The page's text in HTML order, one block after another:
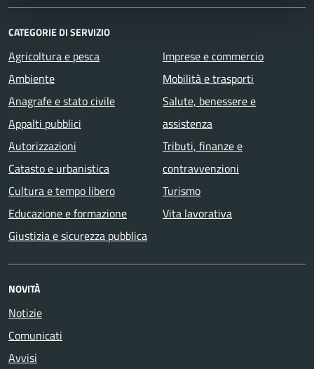
CATEGORIE DI SERVIZIO
Agricoltura e pesca
Ambiente
Anagrafe e stato civile
Appalti pubblici
Autorizzazioni
Catasto e urbanistica
Cultura e tempo libero
Educazione e formazione
Giustizia e sicurezza pubblica
Imprese e commercio
Mobilità e trasporti
Salute, benessere e
assistenza
Tributi, finanze e
contravvenzioni
Turismo
Vita lavorativa
NOVITÀ
Notizie
Comunicati
Avvisi